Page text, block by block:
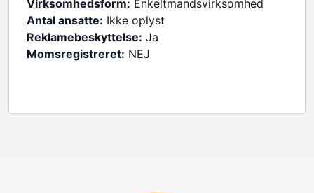
Virksomhedsform: Enkeltmandsvirksomhed
Antal ansatte: Ikke oplyst
Reklamebeskyttelse: Ja
Momsregistreret: NEJ